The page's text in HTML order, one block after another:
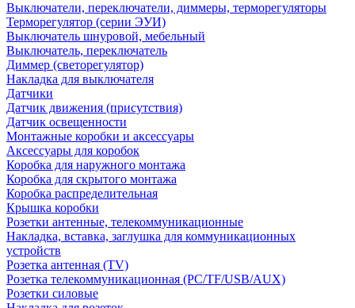
Выключатели, переключатели, диммеры, терморегуляторы
Терморегулятор (серии ЭУИ)
Выключатель шнуровой, мебельный
Выключатель, переключатель
Диммер (светорегулятор)
Накладка для выключателя
Датчики
Датчик движения (присутствия)
Датчик освещенности
Монтажные коробки и аксессуары
Аксессуары для коробок
Коробка для наружного монтажа
Коробка для скрытого монтажа
Коробка распределительная
Крышка коробки
Розетки антенные, телекоммуникационные
Накладка, вставка, заглушка для коммуникационных
устройств
Розетка антенная (TV)
Розетка телекоммуникационная (PC/TF/USB/AUX)
Розетки силовые